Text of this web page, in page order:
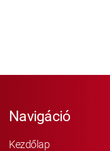
Navigáció
Kezdőlap